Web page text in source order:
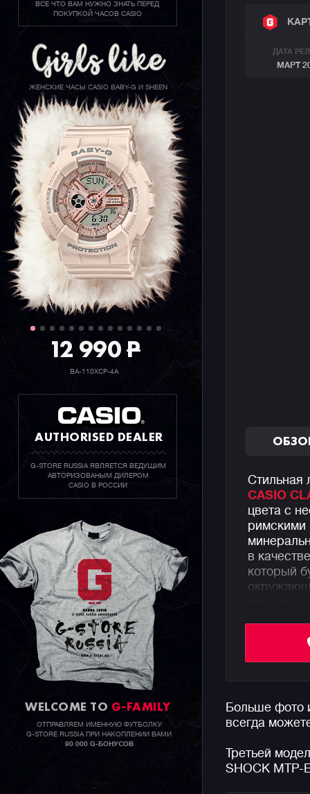
ВСЕ ЧТО ВАМ НУЖНО ЗНАТЬ ПЕРЕД
ПОКУПКОЙ ЧАСОВ CASIO
ЖЕНСКИЕ ЧАСЫ CASIO BABY-G И SHEEN
12 990P
BA-110XCP-4A
AUTHORISED DEALER
G-STORE RUSSIA ЯВЛЯЕТСЯ ВЕДУЩИМ
АВТОРИЗОВАНЫМ ДИЛЕРОМ
CASIO В РОССИИ
WELCOME TO G-FAMILY
ОТПРАВЛЯЕМ ИМЕННУЮ ФУТБОЛКУ
G-STORE RUSSIA ПРИ НАКОПЛЕНИИ ВАМИ
90 000 G-БОНУСОВ
ДАТА
МАРТ
Стильная
CASIO
цвета с
в
который
на 3
подходит
Больше фото
всегда
Третьей
SHOCK MTP-